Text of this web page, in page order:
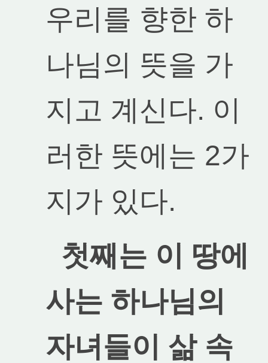
우리를 향한 하
나님의 뜻을 가
지고 계신다. 이
러한 뜻에는 2가
지가 있다.
첫째는 이 땅에
사는 하나님의
자녀들이 삶 속